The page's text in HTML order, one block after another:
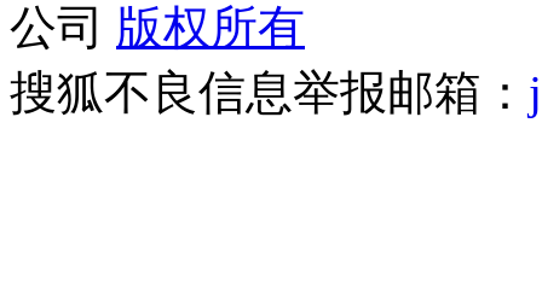
公司 版权所有
搜狐不良信息举报邮箱：